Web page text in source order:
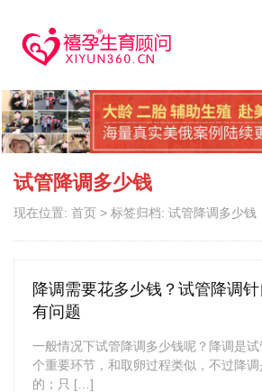
试管降调多少钱
现在位置: 首页 > 标签归档: 试管降调多少钱
降调需要花多少钱？试管降调
有问题
一般情况下试管降调多少钱呢？降调是
个重要环节，和取卵过程类似，不过降
的；只 […]